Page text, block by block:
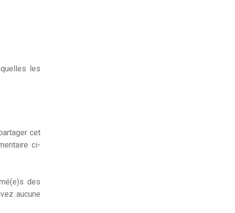
les
cet
ci-
des
aucune